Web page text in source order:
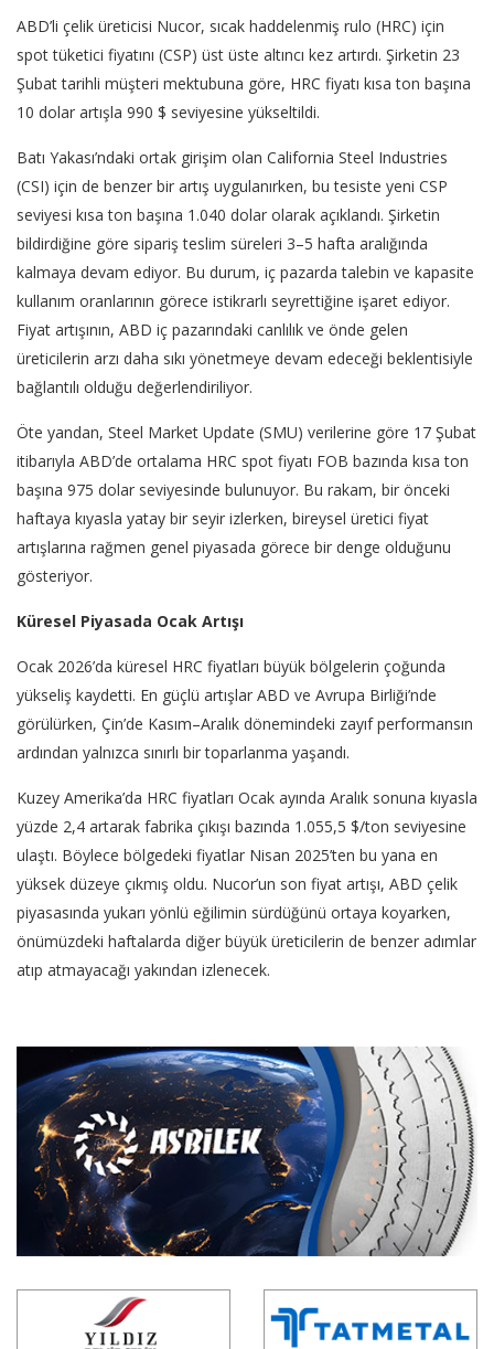
ABD’li çelik üreticisi Nucor, sıcak haddelenmiş rulo (HRC) için
spot tüketici fiyatını (CSP) üst üste altıncı kez artırdı. Şirketin 23
Şubat tarihli müşteri mektubuna göre, HRC fiyatı kısa ton başına
10 dolar artışla 990 $ seviyesine yükseltildi.
Batı Yakası’ndaki ortak girişim olan California Steel Industries
(CSI) için de benzer bir artış uygulanırken, bu tesiste yeni CSP
seviyesi kısa ton başına 1.040 dolar olarak açıklandı. Şirketin
bildirdiğine göre sipariş teslim süreleri 3–5 hafta aralığında
kalmaya devam ediyor. Bu durum, iç pazarda talebin ve kapasite
kullanım oranlarının görece istikrarlı seyrettiğine işaret ediyor.
Fiyat artışının, ABD iç pazarındaki canlılık ve önde gelen
üreticilerin arzı daha sıkı yönetmeye devam edeceği beklentisiyle
bağlantılı olduğu değerlendiriliyor.
Öte yandan, Steel Market Update (SMU) verilerine göre 17 Şubat
itibarıyla ABD’de ortalama HRC spot fiyatı FOB bazında kısa ton
başına 975 dolar seviyesinde bulunuyor. Bu rakam, bir önceki
haftaya kıyasla yatay bir seyir izlerken, bireysel üretici fiyat
artışlarına rağmen genel piyasada görece bir denge olduğunu
gösteriyor.
Küresel Piyasada Ocak Artışı
Ocak 2026’da küresel HRC fiyatları büyük bölgelerin çoğunda
yükseliş kaydetti. En güçlü artışlar ABD ve Avrupa Birliği’nde
görülürken, Çin’de Kasım–Aralık dönemindeki zayıf performansın
ardından yalnızca sınırlı bir toparlanma yaşandı.
Kuzey Amerika’da HRC fiyatları Ocak ayında Aralık sonuna kıyasla
yüzde 2,4 artarak fabrika çıkışı bazında 1.055,5 $/ton seviyesine
ulaştı. Böylece bölgedeki fiyatlar Nisan 2025’ten bu yana en
yüksek düzeye çıkmış oldu. Nucor’un son fiyat artışı, ABD çelik
piyasasında yukarı yönlü eğilimin sürdüğünü ortaya koyarken,
önümüzdeki haftalarda diğer büyük üreticilerin de benzer adımlar
atıp atmayacağı yakından izlenecek.